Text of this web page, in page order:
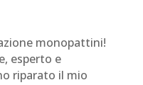
monopattini!
esperto e
riparato il mio